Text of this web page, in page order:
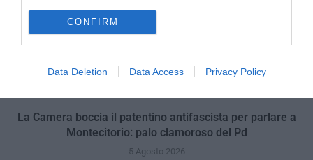
CONFIRM
Data Deletion Data Access Privacy Policy
La Camera boccia il patentino antifascista per parlare a
Montecitorio: palo clamoroso del Pd
5 Agosto 2026